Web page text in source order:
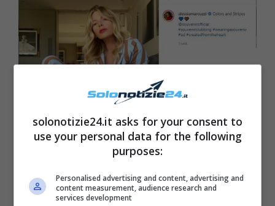
solonotizie24.it asks for your consent to
use your personal data for the following
purposes:
Personalised advertising and content, advertising and
content measurement, audience research and
services development